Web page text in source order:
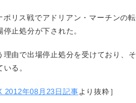
リス戦でアドリアン・マーチンの転
止処分が下された。
由で出場停止処分を受けており、そ
る。
2012年08月23日記事より抜粋］